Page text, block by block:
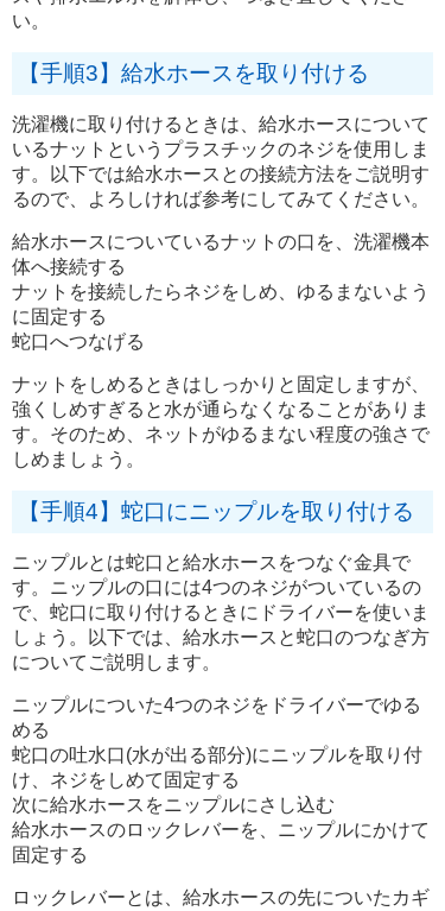
い。
【手順3】給水ホースを取り付ける
洗濯機に取り付けるときは、給水ホースについて
いるナットというプラスチックのネジを使用しま
す。以下では給水ホースとの接続方法をご説明す
るので、よろしければ参考にしてみてください。
給水ホースについているナットの口を、洗濯機本
体へ接続する
ナットを接続したらネジをしめ、ゆるまないよう
に固定する
蛇口へつなげる
ナットをしめるときはしっかりと固定しますが、
強くしめすぎると水が通らなくなることがありま
す。そのため、ネットがゆるまない程度の強さで
しめましょう。
【手順4】蛇口にニップルを取り付ける
ニップルとは蛇口と給水ホースをつなぐ金具で
す。ニップルの口には4つのネジがついているの
で、蛇口に取り付けるときにドライバーを使いま
しょう。以下では、給水ホースと蛇口のつなぎ方
についてご説明します。
ニップルについた4つのネジをドライバーでゆる
める
蛇口の吐水口(水が出る部分)にニップルを取り付
け、ネジをしめて固定する
次に給水ホースをニップルにさし込む
給水ホースのロックレバーを、ニップルにかけて
固定する
ロックレバーとは、給水ホースの先についたカギ